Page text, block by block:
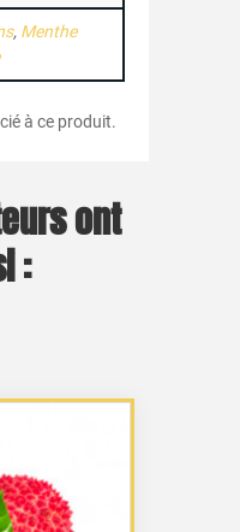
, Menthe
à ce produit.
ont
: